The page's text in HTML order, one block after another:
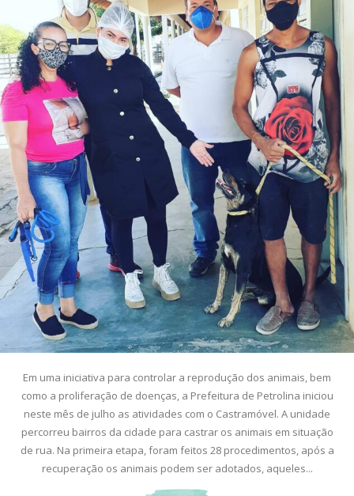
Em uma iniciativa para controlar a reprodução dos animais, bem
como a proliferação de doenças, a Prefeitura de Petrolina iniciou
neste mês de julho as atividades com o Castramóvel. A unidade
percorreu bairros da cidade para castrar os animais em situação
de rua. Na primeira etapa, foram feitos 28 procedimentos, após a
recuperação os animais podem ser adotados, aqueles...